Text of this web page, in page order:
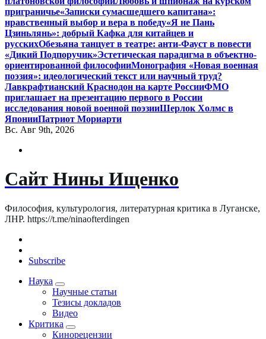
приграничье«Записки сумасшедшего капитана»:
нравственный выбор и вера в победу«Я не Пань
Цзиньлянь»: добрый Кафка для китайцев и
русскихОбезьяна танцует в театре: анти-Фауст в повести
«Дикий Подпоручик»Эстетическая парадигма в объектно-
ориентированной философииМонография «Новая военная
поэзия»: идеологический текст или научный труд?
Лавкрафтианский Краснодон на карте РоссииФМО
приглашает на презентацию первого в России
исследования новой военной поэзииШерлок Холмс в
ЯпонииПатриот Мориарти
Вс. Авг 9th, 2026
Сайт Нины Ищенко
Философия, культурология, литературная критика в Луганске,
ЛНР. https://t.me/ninaofterdingen
Subscribe
Наука
Научные статьи
Тезисы докладов
Видео
Критика
Кинорецензии